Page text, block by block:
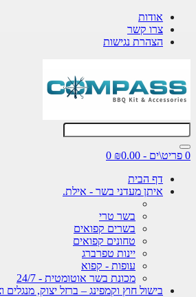
אודות
צרו קשר
הצהרת נגישות
0
דף הבית
איתן מעדני בשר - אילת.
בשר טרי
בשרים קפואים
טחונים קפואים
יינות טפרברג
עופות - קפוא
מכונת בשר אוטומטית - 24/7
בישול חוץ וקמפינג – ברזל יצוק, מנגלים וציוד Outdoor